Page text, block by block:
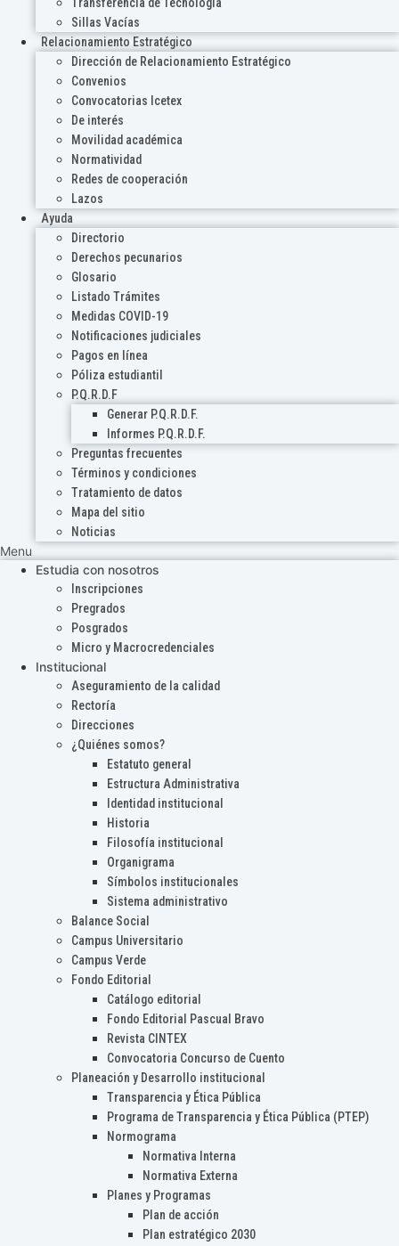
Transferencia de Tecnología
Sillas Vacías
Relacionamiento Estratégico
Dirección de Relacionamiento Estratégico
Convenios
Convocatorias Icetex
De interés
Movilidad académica
Normatividad
Redes de cooperación
Lazos
Ayuda
Directorio
Derechos pecunarios
Glosario
Listado Trámites
Medidas COVID-19
Notificaciones judiciales
Pagos en línea
Póliza estudiantil
P.Q.R.D.F
Generar P.Q.R.D.F.
Informes P.Q.R.D.F.
Preguntas frecuentes
Términos y condiciones
Tratamiento de datos
Mapa del sitio
Noticias
Menu
Estudia con nosotros
Inscripciones
Pregrados
Posgrados
Micro y Macrocredenciales
Institucional
Aseguramiento de la calidad
Rectoría
Direcciones
¿Quiénes somos?
Estatuto general
Estructura Administrativa
Identidad institucional
Historia
Filosofía institucional
Organigrama
Símbolos institucionales
Sistema administrativo
Balance Social
Campus Universitario
Campus Verde
Fondo Editorial
Catálogo editorial
Fondo Editorial Pascual Bravo
Revista CINTEX
Convocatoria Concurso de Cuento
Planeación y Desarrollo institucional
Transparencia y Ética Pública
Programa de Transparencia y Ética Pública (PTEP)
Normograma
Normativa Interna
Normativa Externa
Planes y Programas
Plan de acción
Plan estratégico 2030